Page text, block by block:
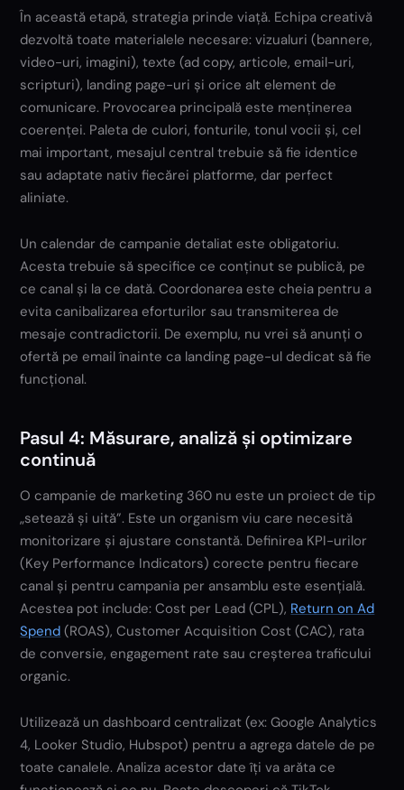
În această etapă, strategia prinde viață. Echipa creativă
dezvoltă toate materialele necesare: vizualuri (bannere,
video-uri, imagini), texte (ad copy, articole, email-uri,
scripturi), landing page-uri și orice alt element de
comunicare. Provocarea principală este menținerea
coerenței. Paleta de culori, fonturile, tonul vocii și, cel
mai important, mesajul central trebuie să fie identice
sau adaptate nativ fiecărei platforme, dar perfect
aliniate.
Un calendar de campanie detaliat este obligatoriu.
Acesta trebuie să specifice ce conținut se publică, pe
ce canal și la ce dată. Coordonarea este cheia pentru a
evita canibalizarea eforturilor sau transmiterea de
mesaje contradictorii. De exemplu, nu vrei să anunți o
ofertă pe email înainte ca landing page-ul dedicat să fie
funcțional.
Pasul 4: Măsurare, analiză și optimizare
continuă
O campanie de marketing 360 nu este un proiect de tip
„setează și uită”. Este un organism viu care necesită
monitorizare și ajustare constantă. Definirea KPI-urilor
(Key Performance Indicators) corecte pentru fiecare
canal și pentru campania per ansamblu este esențială.
Acestea pot include: Cost per Lead (CPL), Return on Ad
Spend (ROAS), Customer Acquisition Cost (CAC), rata
de conversie, engagement rate sau creșterea traficului
organic.
Utilizează un dashboard centralizat (ex: Google Analytics
4, Looker Studio, Hubspot) pentru a agrega datele de pe
toate canalele. Analiza acestor date îți va arăta ce